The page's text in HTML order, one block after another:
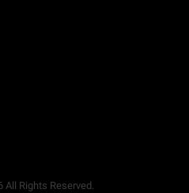
Rights Reserved.